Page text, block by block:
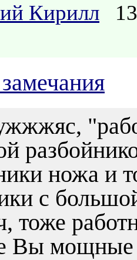
Кирилл
ножа и
с
тоже
Вы мощные